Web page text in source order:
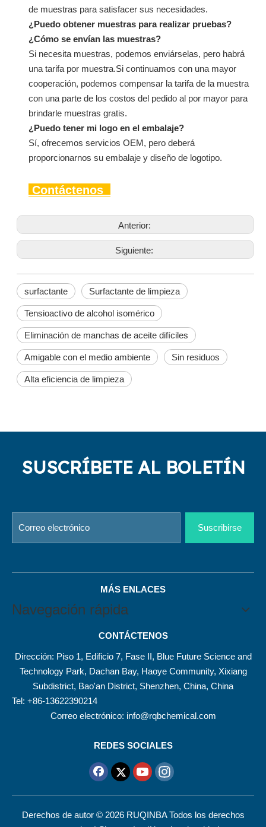
de muestras para satisfacer sus necesidades.
¿Puedo obtener muestras para realizar pruebas?
¿Cómo se envían las muestras?
Si necesita muestras, podemos enviárselas, pero habrá
una tarifa por muestra.Si continuamos con una mayor
cooperación, podemos compensar la tarifa de la muestra
con una parte de los costos del pedido al por mayor para
brindarle muestras gratis.
¿Puedo tener mi logo en el embalaje?
Sí, ofrecemos servicios OEM, pero deberá
proporcionarnos su embalaje y diseño de logotipo.
Contáctenos
Anterior:
Siguiente:
surfactante Surfactante de limpieza
Tensioactivo de alcohol isomérico
Eliminación de manchas de aceite difíciles
Amigable con el medio ambiente Sin residuos
Alta eficiencia de limpieza
SUSCRÍBETE AL BOLETÍN
Suscribirse
MÁS ENLACES
Navegación rápida
CONTÁCTENOS
Dirección: Piso 1, Edificio 7, Fase II, Blue Future Science and
Technology Park, Dachan Bay, Haoye Community, Xixiang
Subdistrict, Bao'an District, Shenzhen, China, China
Tel: +86-13622390214
Correo electrónico: info@rqbchemical.com
REDES SOCIALES
Derechos de autor © 2026RUQINBA Todos los derechos